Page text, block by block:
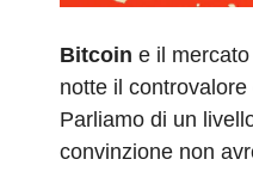
Bitcoin e il
notte il
Parliamo di un
convinzione non